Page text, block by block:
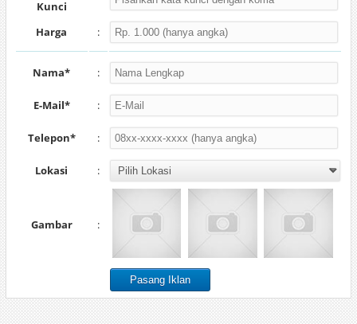
Kunci
Harga :
Nama* :
E-Mail* :
Telepon* :
Lokasi :
Gambar :